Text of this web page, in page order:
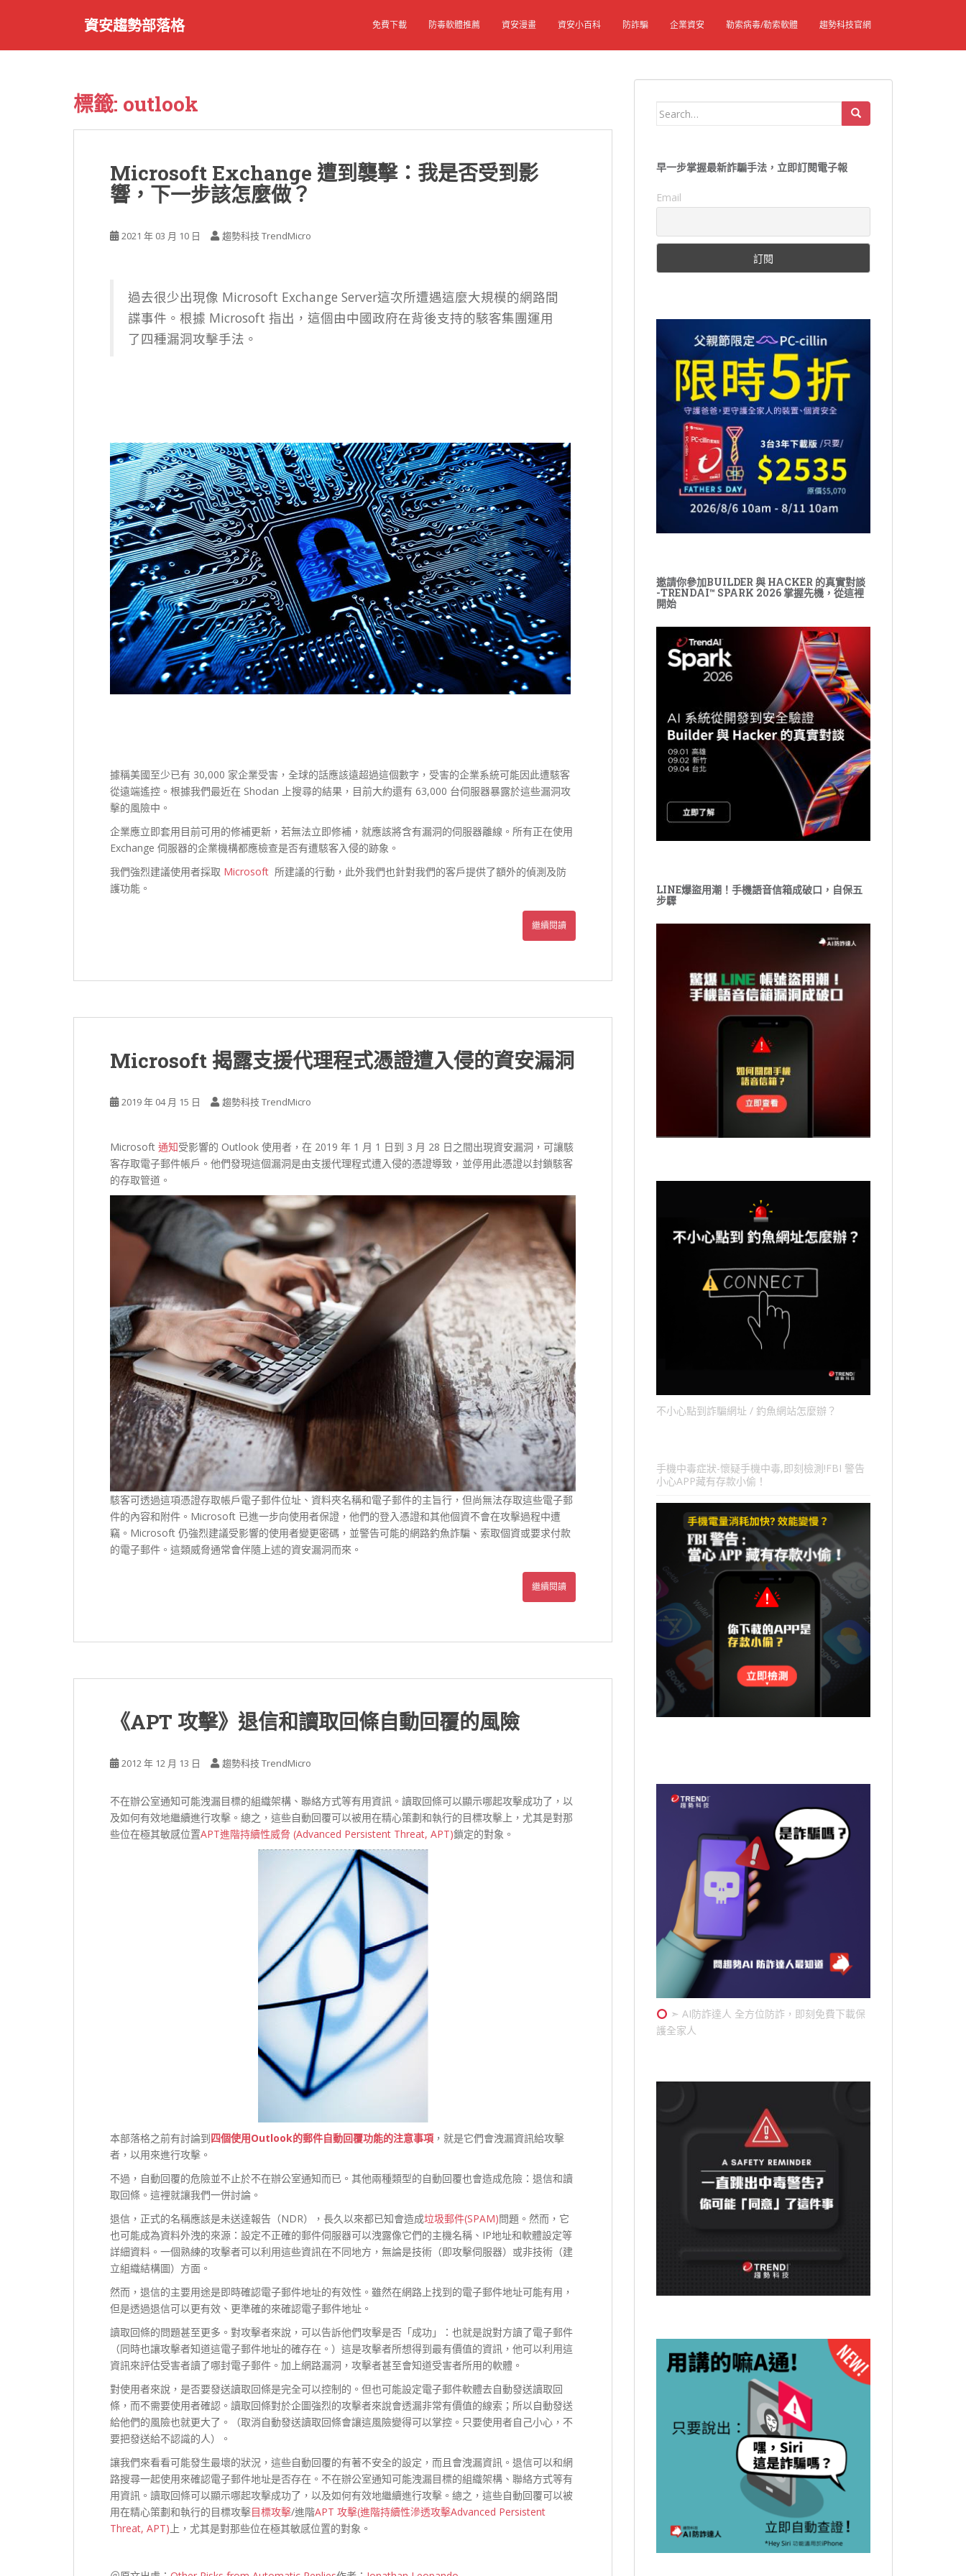
資安趨勢部落格 免費下載 防毒軟體推薦 資安漫畫 資安小百科 防詐騙 企業資安 勒索病毒/勒索軟體 趨勢科技官網
標籤: outlook
Microsoft Exchange 遭到襲擊：我是否受到影
響，下一步該怎麼做？
2021 年 03 月 10 日 趨勢科技 TrendMicro
過去很少出現像 Microsoft Exchange Server這次所遭遇這麼大規模的網路間
諜事件。根據 Microsoft 指出，這個由中國政府在背後支持的駭客集團運用
了四種漏洞攻擊手法。
據稱美國至少已有 30,000 家企業受害，全球的話應該遠超過這個數字，受害的企業系統可能因此遭駭客
從遠端遙控。根據我們最近在 Shodan 上搜尋的結果，目前大約還有 63,000 台伺服器暴露於這些漏洞攻
擊的風險中。
企業應立即套用目前可用的修補更新，若無法立即修補，就應該將含有漏洞的伺服器離線。所有正在使用
Exchange 伺服器的企業機構都應檢查是否有遭駭客入侵的跡象。
我們強烈建議使用者採取 Microsoft 所建議的行動，此外我們也針對我們的客戶提供了額外的偵測及防
護功能。
繼續閱讀
Microsoft 揭露支援代理程式憑證遭入侵的資安漏洞
2019 年 04 月 15 日 趨勢科技 TrendMicro
Microsoft 通知受影響的 Outlook 使用者，在 2019 年 1 月 1 日到 3 月 28 日之間出現資安漏洞，可讓駭
客存取電子郵件帳戶。他們發現這個漏洞是由支援代理程式遭入侵的憑證導致，並停用此憑證以封鎖駭客
的存取管道。
駭客可透過這項憑證存取帳戶電子郵件位址、資料夾名稱和電子郵件的主旨行，但尚無法存取這些電子郵
件的內容和附件。Microsoft 已進一步向使用者保證，他們的登入憑證和其他個資不會在攻擊過程中遭
竊。Microsoft 仍強烈建議受影響的使用者變更密碼，並警告可能的網路釣魚詐騙、索取個資或要求付款
的電子郵件。這類威脅通常會伴隨上述的資安漏洞而來。
繼續閱讀
《APT 攻擊》退信和讀取回條自動回覆的風險
2012 年 12 月 13 日 趨勢科技 TrendMicro
不在辦公室通知可能洩漏目標的組織架構、聯絡方式等有用資訊。讀取回條可以顯示哪起攻擊成功了，以
及如何有效地繼續進行攻擊。總之，這些自動回覆可以被用在精心策劃和執行的目標攻擊上，尤其是對那
些位在極其敏感位置APT進階持續性威脅 (Advanced Persistent Threat, APT)鎖定的對象。
本部落格之前有討論到四個使用Outlook的郵件自動回覆功能的注意事項 ，就是它們會洩漏資訊給攻擊
者，以用來進行攻擊。
不過，自動回覆的危險並不止於不在辦公室通知而已。其他兩種類型的自動回覆也會造成危險：退信和讀
取回條。這裡就讓我們一併討論。
退信，正式的名稱應該是未送達報告（NDR），長久以來都已知會造成垃圾郵件(SPAM)問題。然而，它
也可能成為資料外洩的來源：設定不正確的郵件伺服器可以洩露像它們的主機名稱、IP地址和軟體設定等
詳細資料。一個熟練的攻擊者可以利用這些資訊在不同地方，無論是技術（即攻擊伺服器）或非技術（建
立組織結構圖）方面。
然而，退信的主要用途是即時確認電子郵件地址的有效性。雖然在網路上找到的電子郵件地址可能有用，
但是透過退信可以更有效、更準確的來確認電子郵件地址。
讀取回條的問題甚至更多。對攻擊者來說，可以告訴他們攻擊是否「成功」：也就是說對方讀了電子郵件
（同時也讓攻擊者知道這電子郵件地址的確存在。）這是攻擊者所想得到最有價值的資訊，他可以利用這
資訊來評估受害者讀了哪封電子郵件。加上網路漏洞，攻擊者甚至會知道受害者所用的軟體。
對使用者來說，是否要發送讀取回條是完全可以控制的。但也可能設定電子郵件軟體去自動發送讀取回
條，而不需要使用者確認。讀取回條對於企圖強烈的攻擊者來說會透漏非常有價值的線索；所以自動發送
給他們的風險也就更大了。（取消自動發送讀取回條會讓這風險變得可以掌控。只要使用者自己小心，不
要把發送給不認識的人）。
讓我們來看看可能發生最壞的狀況，這些自動回覆的有著不安全的設定，而且會洩漏資訊。退信可以和網
路搜尋一起使用來確認電子郵件地址是否存在。不在辦公室通知可能洩漏目標的組織架構、聯絡方式等有
用資訊。讀取回條可以顯示哪起攻擊成功了，以及如何有效地繼續進行攻擊。總之，這些自動回覆可以被
用在精心策劃和執行的目標攻擊目標攻擊/進階APT 攻擊(進階持續性滲透攻擊Advanced Persistent
Threat, APT) 上，尤其是對那些位在極其敏感位置的對象。
Search
早一步掌握最新詐騙手法，立即訂閱電子報
Email
邀請你參加BUILDER 與 HACKER 的真實對談
-TRENDAI™ SPARK 2026 掌握先機，從這裡
開始
LINE爆盜用潮！手機語音信箱成破口，自保五
步驟
不小心點到詐騙網址 / 釣魚網站怎麼辦？
手機中毒症狀-懷疑手機中毒,即刻檢測!FBI 警告
小心APP藏有存款小偷！
➣ AI防詐達人 全方位防詐，即刻免費下載保
護全家人